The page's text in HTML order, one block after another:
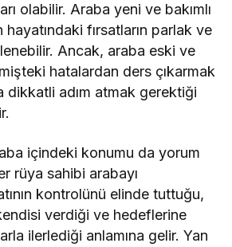
olabilir. Araba yeni ve bakımlı
fırsatların parlak ve
Ancak, araba eski ve
hatalardan ders çıkarmak
dikkatli adım atmak gerektiği
içindeki konumu da yorum
rüya sahibi arabayı
kontrolünü elinde tuttuğu,
verdiği ve hedeflerine
ilerlediği anlamına gelir. Yan